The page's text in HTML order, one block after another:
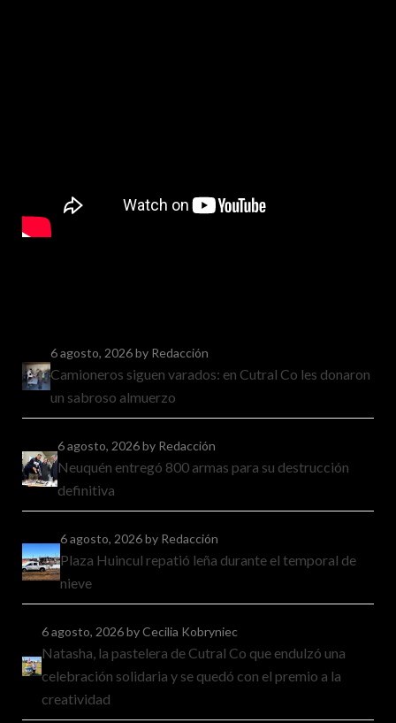
6 agosto, 2026by Redacción
Camioneros siguen varados: en Cutral Co les donaron
un sabroso almuerzo
6 agosto, 2026by Redacción
Neuquén entregó 800 armas para su destrucción
definitiva
6 agosto, 2026by Redacción
Plaza Huincul repatió leña durante el temporal de
nieve
6 agosto, 2026by Cecilia Kobryniec
Natasha, la pastelera de Cutral Co que endulzó una
celebración solidaria y se quedó con el premio a la
creatividad